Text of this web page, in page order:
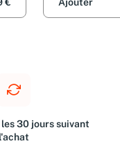
€ Ajouter
30 jours suivant
l'achat